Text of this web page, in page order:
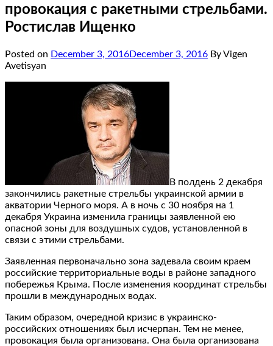
провокация c ракетными стрельбами.
Ростислав Ищенко
Posted on December 3, 2016December 3, 2016 By Vigen
Avetisyan
В полдень 2 декабря
закончились ракетные стрельбы украинской армии в
акватории Черного моря. А в ночь с 30 ноября на 1
декабря Украина изменила границы заявленной ею
опасной зоны для воздушных судов, установленной в
связи с этими стрельбами.
Заявленная первоначально зона задевала своим краем
российские территориальные воды в районе западного
побережья Крыма. После изменения координат стрельбы
прошли в международных водах.
Таким образом, очередной кризис в украинско-
российских отношениях был исчерпан. Тем не менее,
провокация была организована. Она была организована